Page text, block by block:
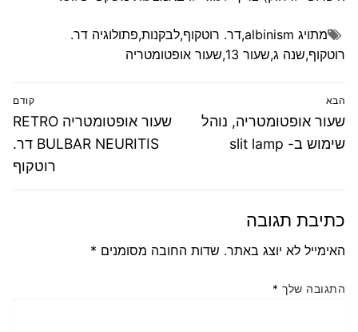
מתויג albinism
,דר. רוטקוף,לבקנות,פתולוגיה דר.
רוטקוף,שנה ג,שעור 13 ,שעור אופטומטריה
ניווט קודם
פוסט
קודם:
שעור אופטומטריה RETRO
BULBAR NEURITIS דר.
רוטקוף
הבא
הפוסט
הבא:
שעור אופטומטריה, נוהל
שימוש ב- slit lamp
כתיבת תגובה
האימייל לא יוצג באתר. שדות החובה מסומנים *
התגובה שלך *